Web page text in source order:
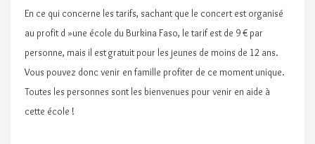
En ce qui concerne les tarifs, sachant que le concert est organisé
au profit d »une école du Burkina Faso, le tarif est de 9 € par
personne, mais il est gratuit pour les jeunes de moins de 12 ans.
Vous pouvez donc venir en famille profiter de ce moment unique.
Toutes les personnes sont les bienvenues pour venir en aide à
cette école !